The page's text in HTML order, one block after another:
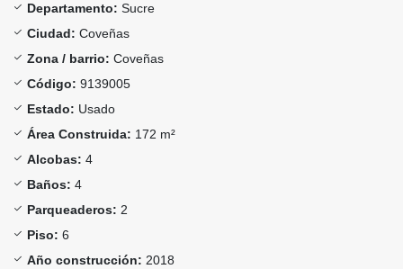
Departamento: Sucre
Ciudad: Coveñas
Zona / barrio: Coveñas
Código: 9139005
Estado: Usado
Área Construida: 172 m²
Alcobas: 4
Baños: 4
Parqueaderos: 2
Piso: 6
Año construcción: 2018